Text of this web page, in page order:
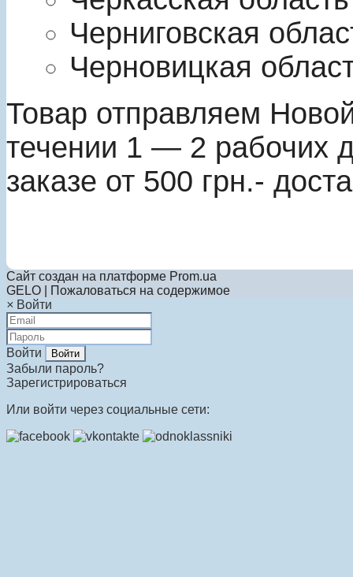
Черниговская
Черновицкая
Товар отправляем
течении 1 ― 2 рабочих
заказе от 500 грн.-
Сайт создан на платформе Prom.ua
GELO | Пожаловаться на содержимое
× Войти
Войти
Забыли пароль?
Зарегистрироваться
Или войти через социальные сети: